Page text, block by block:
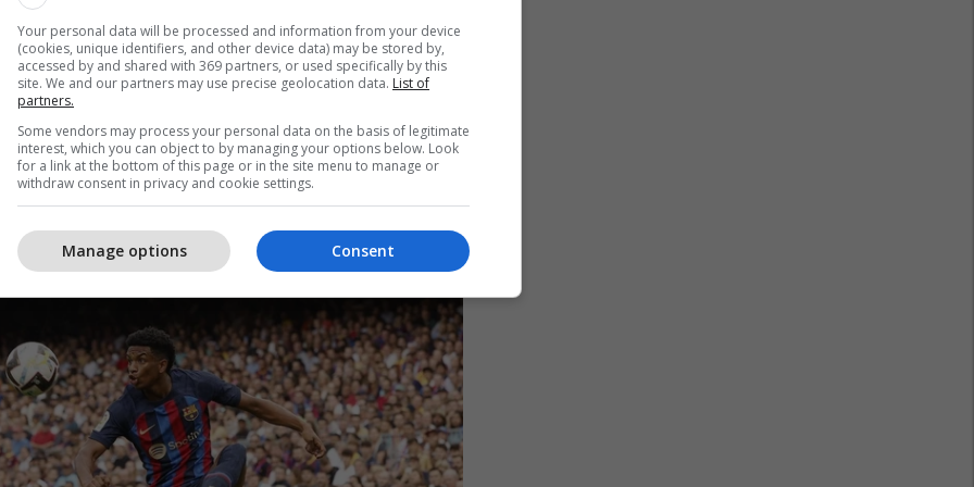
e tij dhe të ardhmen e ndritur, Interi ka kontaktuar
kërkuar informacione për mbrojtësin e ri.
raportuar se Barcelona megjithatë i ka bërë me
se Balde nuk është në shitje pasi besojnë shumë
Your personal data will be processed and information from your device
(cookies, unique identifiers, and other device data) may be stored by,
accessed by and shared with 369 partners, or used specifically by this
site. We and our partners may use precise geolocation data. List of
partners.
Some vendors may process your personal data on the basis of legitimate
interest, which you can object to by managing your options below. Look
for a link at the bottom of this page or in the site menu to manage or
withdraw consent in privacy and cookie settings.
Consent
Manage options